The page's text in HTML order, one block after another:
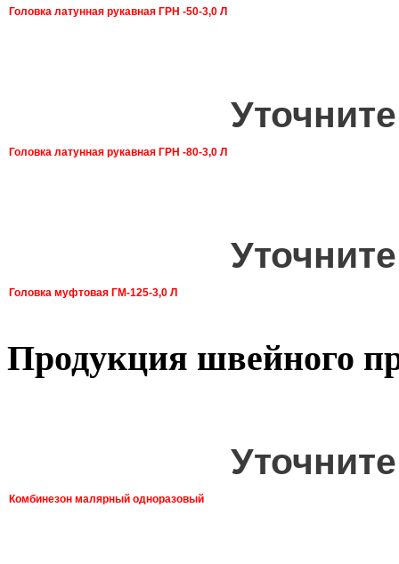
Головка латунная рукавная ГРН -50-3,0 Л
Головка латунная рукавная ГРН -80-3,0 Л
Головка муфтовая ГМ-125-3,0 Л
Продукция швейного
Комбинезон малярный одноразовый